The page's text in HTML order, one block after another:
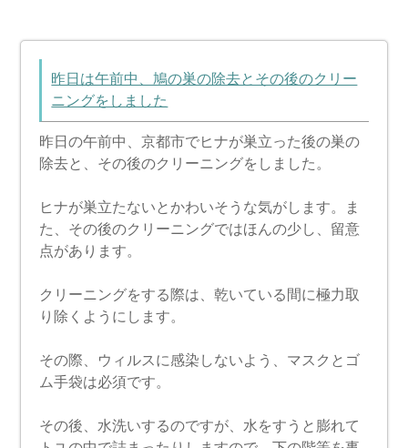
昨日は午前中、鳩の巣の除去とその後のクリー
ニングをしました
昨日の午前中、京都市でヒナが巣立った後の巣の
除去と、その後のクリーニングをしました。
ヒナが巣立たないとかわいそうな気がします。ま
た、その後のクリーニングではほんの少し、留意
点があります。
クリーニングをする際は、乾いている間に極力取
り除くようにします。
その際、ウィルスに感染しないよう、マスクとゴ
ム手袋は必須です。
その後、水洗いするのですが、水をすうと膨れて